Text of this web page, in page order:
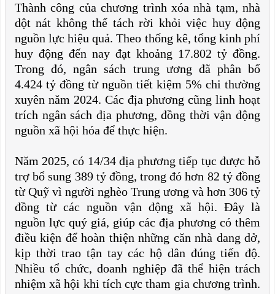
Thành công của chương trình xóa nhà tạm, nhà
dột nát không thể tách rời khỏi việc huy động
nguồn lực hiệu quả. Theo thống kê, tổng kinh phí
huy động đến nay đạt khoảng 17.802 tỷ đồng.
Trong đó, ngân sách trung ương đã phân bổ
4.424 tỷ đồng từ nguồn tiết kiệm 5% chi thường
xuyên năm 2024. Các địa phương cũng linh hoạt
trích ngân sách địa phương, đồng thời vận động
nguồn xã hội hóa để thực hiện.
Năm 2025, có 14/34 địa phương tiếp tục được hỗ
trợ bổ sung 389 tỷ đồng, trong đó hơn 82 tỷ đồng
từ Quỹ vì người nghèo Trung ương và hơn 306 tỷ
đồng từ các nguồn vận động xã hội. Đây là
nguồn lực quý giá, giúp các địa phương có thêm
điều kiện để hoàn thiện những căn nhà dang dở,
kịp thời trao tận tay các hộ dân đúng tiến độ.
Nhiều tổ chức, doanh nghiệp đã thể hiện trách
nhiệm xã hội khi tích cực tham gia chương trình.